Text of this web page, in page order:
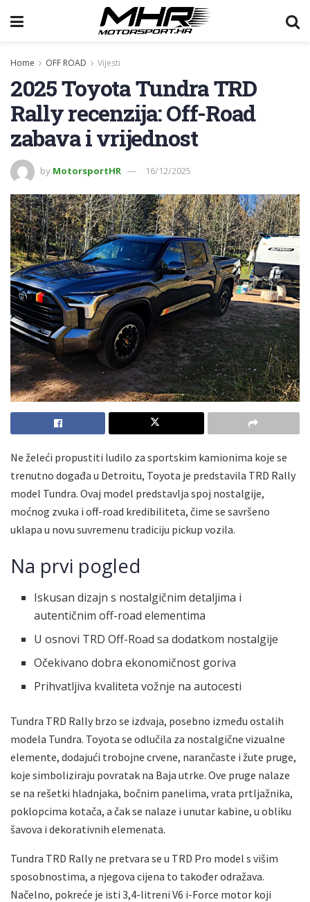
Home OFF ROAD Vijesti
2025 Toyota Tundra TRD
Rally recenzija: Off-Road
zabava i vrijednost
by MotorsportHR 16/12/2025
Ne želeći propustiti ludilo za sportskim kamionima koje se
trenutno događa u Detroitu, Toyota je predstavila TRD Rally
model Tundra. Ovaj model predstavlja spoj nostalgije,
moćnog zvuka i off-road kredibiliteta, čime se savršeno
uklapa u novu suvremenu tradiciju pickup vozila.
Na prvi pogled
Iskusan dizajn s nostalgičnim detaljima i
autentičnim off-road elementima
U osnovi TRD Off-Road sa dodatkom nostalgije
Očekivano dobra ekonomičnost goriva
Prihvatljiva kvaliteta vožnje na autocesti
Tundra TRD Rally brzo se izdvaja, posebno između ostalih
modela Tundra. Toyota se odlučila za nostalgične vizualne
elemente, dodajući trobojne crvene, narančaste i žute pruge,
koje simboliziraju povratak na Baja utrke. Ove pruge nalaze
se na rešetki hladnjaka, bočnim panelima, vrata prtljažnika,
poklopcima kotača, a čak se nalaze i unutar kabine, u obliku
šavova i dekorativnih elemenata.
Tundra TRD Rally ne pretvara se u TRD Pro model s višim
sposobnostima, a njegova cijena to također odražava.
Načelno, pokreće je isti 3,4-litreni V6 i-Force motor koji